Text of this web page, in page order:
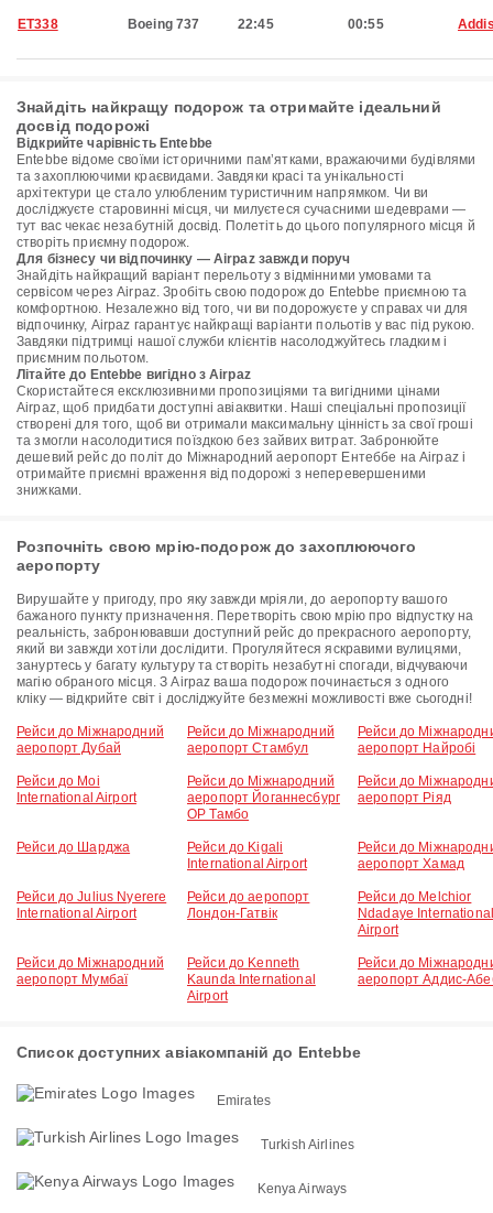
ET338 Boeing 737 22:45 00:55
Знайдіть найкращу подорож та отримайте ідеальний
досвід подорожі
Відкрийте чарівність Entebbe
Entebbe відоме своїми історичними пам’ятками, вражаючими будівлями
та захоплюючими краєвидами. Завдяки красі та унікальності
архітектури це стало улюбленим туристичним напрямком. Чи ви
досліджуєте старовинні місця, чи милуєтеся сучасними шедеврами —
тут вас чекає незабутній досвід. Полетіть до цього популярного місця й
створіть приємну подорож.
Для бізнесу чи відпочинку — Airpaz завжди поруч
Знайдіть найкращий варіант перельоту з відмінними умовами та
сервісом через Airpaz. Зробіть свою подорож до Entebbe приємною та
комфортною. Незалежно від того, чи ви подорожуєте у справах чи для
відпочинку, Airpaz гарантує найкращі варіанти польотів у вас під рукою.
Завдяки підтримці нашої служби клієнтів насолоджуйтесь гладким і
приємним польотом.
Літайте до Entebbe вигідно з Airpaz
Скористайтеся ексклюзивними пропозиціями та вигідними цінами
Airpaz, щоб придбати доступні авіаквитки. Наші спеціальні пропозиції
створені для того, щоб ви отримали максимальну цінність за свої гроші
та змогли насолодитися поїздкою без зайвих витрат. Забронюйте
дешевий рейс до політ до Міжнародний аеропорт Ентеббе на Airpaz і
отримайте приємні враження від подорожі з неперевершеними
знижками.
Розпочніть свою мрію-подорож до захоплюючого
аеропорту
Вирушайте у пригоду, про яку завжди мріяли, до аеропорту вашого
бажаного пункту призначення. Перетворіть свою мрію про відпустку на
реальність, забронювавши доступний рейс до прекрасного аеропорту,
який ви завжди хотіли дослідити. Прогуляйтеся яскравими вулицями,
зануртесь у багату культуру та створіть незабутні спогади, відчуваючи
магію обраного місця. З Airpaz ваша подорож починається з одного
кліку — відкрийте світ і досліджуйте безмежні можливості вже сьогодні!
Рейси до Міжнародний
аеропорт Дубай
Рейси до Міжнародний
аеропорт Стамбул
Рейси до
аеропорт Найробі
Рейси до Moi
International Airport
Рейси до Міжнародний
аеропорт Йоганнесбург
ОР Тамбо
Рейси до
аеропорт Ріяд
Рейси до Шарджа
Рейси до Kigali
International Airport
Рейси до
аеропорт Хамад
Рейси до Julius Nyerere
International Airport
Рейси до аеропорт
Лондон-Гатвік
Рейси до Melchior
Ndadaye International
Airport
Рейси до Міжнародний
аеропорт Мумбаї
Рейси до Kenneth
Kaunda International
Airport
Рейси до
аеропорт Аддис-
Список доступних авіакомпаній до Entebbe
Emirates
Turkish Airlines
Kenya Airways